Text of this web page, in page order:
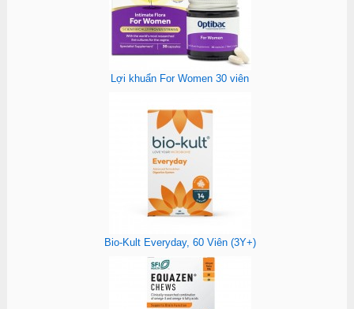
Lợi khuẩn For Women 30 viên
Bio-Kult Everyday, 60 Viên (3Y+)